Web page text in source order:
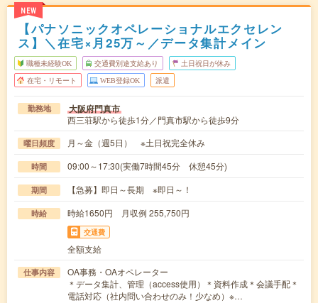
NEW
【パナソニックオペレーショナルエクセレン
ス】＼在宅×月25万～／データ集計メイン
職種未経験OK 交通費別途支給あり 土日祝日が休み
在宅・リモート WEB登録OK 派遣
勤務地 大阪府門真市
西三荘駅から徒歩1分／門真市駅から徒歩9分
曜日頻度 月～金（週5日） ※土日祝完全休み
時間 09:00～17:30(実働7時間45分 休憩45分)
期間 【急募】即日～長期 ※即日～！
時給 時給1650円 月収例 255,750円
交通費
全額支給
仕事内容
OA事務・OAオペレーター
＊データ集計、管理（access使用）＊資料作成＊会議手配＊
電話対応（社内問い合わせのみ！少なめ）※…